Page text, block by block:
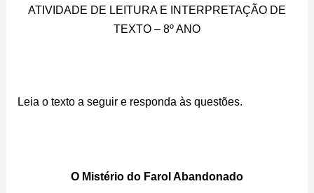
ATIVIDADE DE LEITURA E INTERPRETAÇÃO DE
TEXTO – 8º ANO
Leia o texto a seguir e responda às questões.
O Mistério do Farol Abandonado